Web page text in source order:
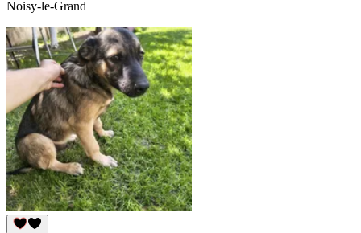
Noisy-le-Grand